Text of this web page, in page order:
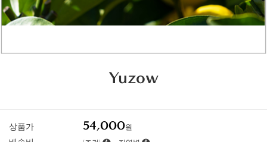
Yuzow
상품가 54,000원